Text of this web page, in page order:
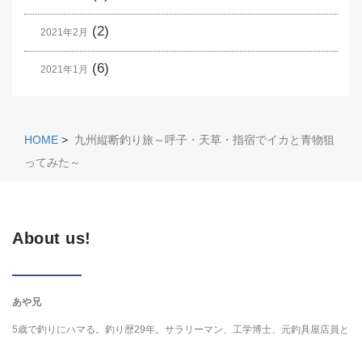
2021年2月 (2)
2021年1月 (6)
HOME > 九州縦断釣り旅～呼子・天草・指宿でイカと青物狙
ってみた～
About us!
あや兄
5歳で釣りにハマる。釣り歴29年。サラリーマン、工学博士、元釣具屋店員と